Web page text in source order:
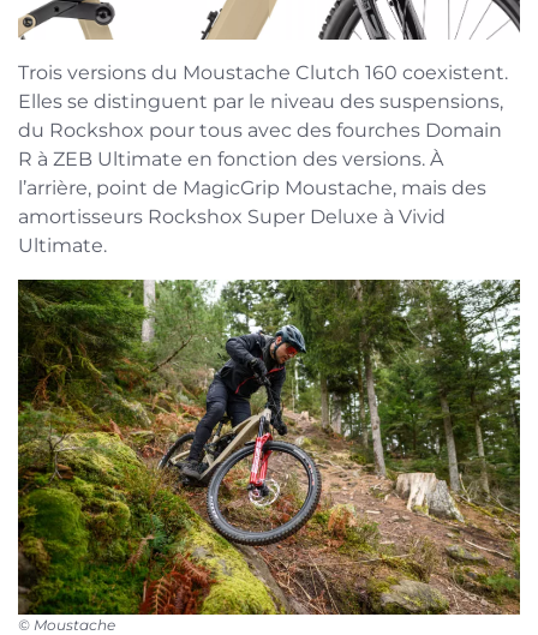
Trois versions du Moustache Clutch 160 coexistent.
Elles se distinguent par le niveau des suspensions,
du Rockshox pour tous avec des fourches Domain
R à ZEB Ultimate en fonction des versions. À
l’arrière, point de MagicGrip Moustache, mais des
amortisseurs Rockshox Super Deluxe à Vivid
Ultimate.
© Moustache